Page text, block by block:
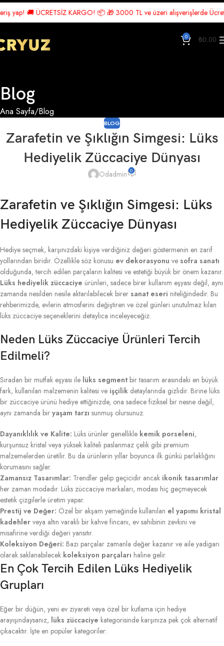
KARGO! 📦 🎁 3000 TL ve üzeri alışverişlerde Ücretsiz
0 ₺0.00
Blog
Ana Sayfa Blog
BLOG
Zarafetin ve Şıklığın Simgesi: Lüks
Hediyelik Züccaciye Dünyası
Odadmin 0
Zarafetin ve Şıklığın Simgesi: Lüks
Hediyelik Züccaciye Dünyası
Hediye seçmek, karşınızdaki kişiye verdiğiniz değeri göstermenin en zarif
yollarından biridir. Özellikle söz konusu ev dekorasyonu ve sofra sanatı
olduğunda, tercih edilen parçaların kalitesi ve estetiği büyük bir önem kazanır.
Lüks hediyelik züccaciye ürünleri, sadece birer kullanım eşyası değil, aynı
zamanda nesilden nesile aktarılabilecek birer sanat eseri niteliğindedir. Bu
rehberimizde, evlerin atmosferini değiştiren ve özel günleri unutulmaz kılan
lüks züccaciye seçeneklerini detaylıca inceleyeceğiz.
Neden Lüks Züccaciye Ürünleri Tercih
Edilmeli?
Sıradan bir mutfak eşyası ile lüks segment bir tasarım arasındaki en büyük
fark, kullanılan malzemenin kalitesi ve işçilik detaylarında gizlidir. Birine lüks
bir züccaciye ürünü hediye ettiğinizde, ona sadece fiziksel bir nesne değil,
aynı zamanda bir yaşam tarzı sunmuş olursunuz.
Dayanıklılık ve Kalite: Lüks ürünler genellikle kemik porseleni,
kurşunsuz kristal veya yüksek kaliteli paslanmaz çelik gibi premium
malzemelerden üretilir. Bu da ürünlerin yıllar boyunca ilk günkü parlaklığını
korumasını sağlar.
Zamansız Tasarımlar: Trendler gelip geçicidir ancak ikonik tasarımlar
her zaman modadır. Lüks züccaciye markaları, modası hiç geçmeyecek
estetik çizgilerle üretim yapar.
Prestij ve Değer: Özel bir akşam yemeğinde kullanılan el yapımı kristal
kadehler veya altın varaklı bir kahve fincanı, ev sahibinin zevkini ve
misafirine verdiği değeri yansıtır.
Koleksiyon Değeri: Bazı parçalar zamanla değer kazanır ve aile yadigarı
olarak saklanabilecek koleksiyon parçaları haline gelir.
En Çok Tercih Edilen Lüks Hediyelik
Grupları
Eğer bir düğün, yeni ev ziyareti veya özel bir kutlama için hediye
arayışındaysanız, lüks züccaciye kategorisinde karşınıza pek çok alternatif
çıkacaktır. İşte en popüler kategoriler: